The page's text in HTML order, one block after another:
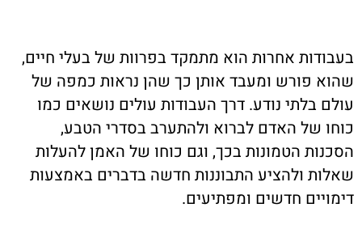
אחרות הוא מתמקד בפרוות של בעלי חיים,
פורש ומעבד אותן כך שהן נראות כמפה של
בלתי נודע. דרך העבודות עולים נושאים כמו
של האדם לברוא ולהתערב בסדרי הטבע,
הטמונות בכך, וגם כוחו של האמן להעלות
ולהציע התבוננות חדשה בדברים באמצעות
חדשים ומפתיעים.